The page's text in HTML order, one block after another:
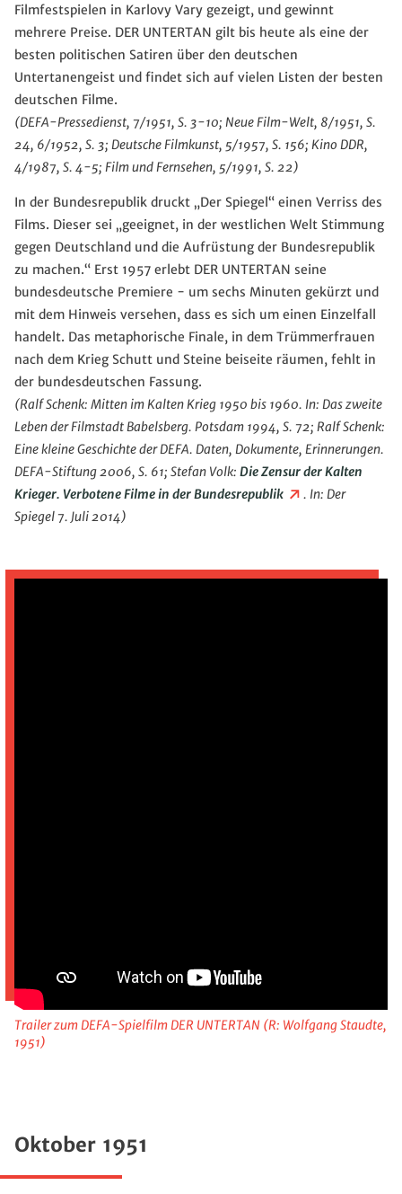
Filmfestspielen in Karlovy Vary gezeigt, und gewinnt
mehrere Preise. DER UNTERTAN gilt bis heute als eine der
besten politischen Satiren über den deutschen
Untertanengeist und findet sich auf vielen Listen der besten
deutschen Filme.
(DEFA-Pressedienst, 7/1951, S. 3-10; Neue Film-Welt, 8/1951, S.
24, 6/1952, S. 3; Deutsche Filmkunst, 5/1957, S. 156; Kino DDR,
4/1987, S. 4-5; Film und Fernsehen, 5/1991, S. 22)
In der Bundesrepublik druckt „Der Spiegel“ einen Verriss des
Films. Dieser sei „geeignet, in der westlichen Welt Stimmung
gegen Deutschland und die Aufrüstung der Bundesrepublik
zu machen.“ Erst 1957 erlebt DER UNTERTAN seine
bundesdeutsche Premiere - um sechs Minuten gekürzt und
mit dem Hinweis versehen, dass es sich um einen Einzelfall
handelt. Das metaphorische Finale, in dem Trümmerfrauen
nach dem Krieg Schutt und Steine beiseite räumen, fehlt in
der bundesdeutschen Fassung.
(Ralf Schenk: Mitten im Kalten Krieg 1950 bis 1960. In: Das zweite
Leben der Filmstadt Babelsberg. Potsdam 1994, S. 72; Ralf Schenk:
Eine kleine Geschichte der DEFA. Daten, Dokumente, Erinnerungen.
DEFA-Stiftung 2006, S. 61; Stefan Volk: Die Zensur der Kalten
Krieger. Verbotene Filme in der Bundesrepublik
. In: Der
Spiegel 7. Juli 2014)
Trailer zum DEFA-Spielfilm DER UNTERTAN (R: Wolfgang Staudte,
1951)
Oktober 1951